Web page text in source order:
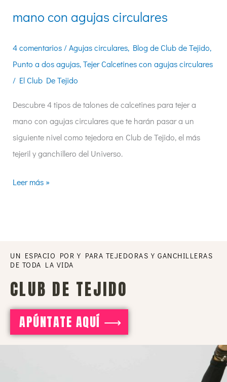
mano con agujas circulares
4 comentarios /Agujas circulares, Blog de Club de Tejido,
Punto a dos agujas,Tejer Calcetines con agujas circulares
/ El Club De Tejido
Descubre 4 tipos de talones de calcetines para tejer a
mano con agujas circulares que te harán pasar a un
siguiente nivel como tejedora en Club de Tejido, el más
tejeril y ganchillero del Universo.
Leer más »
UN ESPACIO POR Y PARA TEJEDORAS Y GANCHILLERAS
DE TODA LA VIDA
CLUB DE TEJIDO
APÚNTATE AQUÍ ⟶